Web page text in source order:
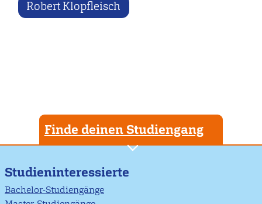
Robert Klopfleisch
Finde deinen Studiengang
Studieninteressierte
Bachelor-Studiengänge